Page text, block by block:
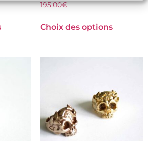
195,00€
Choix des options